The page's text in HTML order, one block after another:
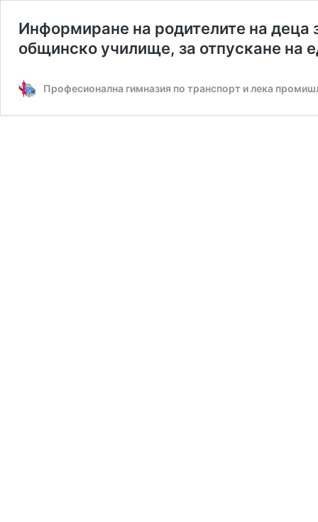
Информиране на родителите на деца
общинско училище, за отпускане на
Професионална гимназия по транспорт и лека